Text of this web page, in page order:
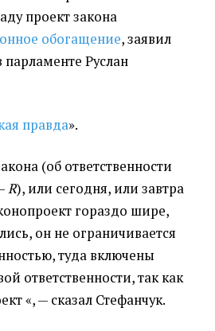
проект закона
обогащение, заявил
парламенте Руслан
правда».
(об ответственности
R), или сегодня, или завтра
гораздо шире,
он не ограничивается
туда включены
ответственности, так как
«, — сказал Стефанчук.